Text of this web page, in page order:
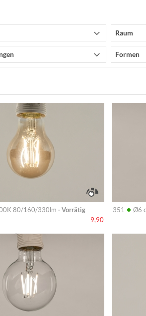
Raum
Formen
80/160/330lm · Vorrätig
9,90
351 • Ø6
Info
Info